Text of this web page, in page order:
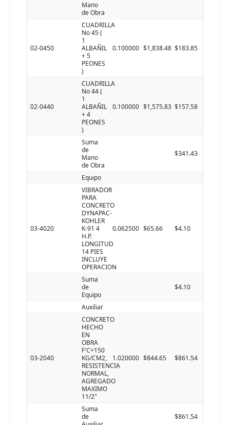
Mano
de Obra
02-0450
CUADRILLA
No 45 (
1
ALBAÑIL
+ 5
PEONES
)
0.100000 $1,838.48 $183.85
02-0440
CUADRILLA
No 44 (
1
ALBAÑIL
+ 4
PEONES
)
0.100000 $1,575.83 $157.58
Suma
de
Mano
de Obra
$341.43
Equipo
03-4020
VIBRADOR
PARA
CONCRETO
DYNAPAC-
KOHLER
K-91 4
H.P.
LONGITUD
14 PIES
INCLUYE
OPERACION
0.062500 $65.66 $4.10
Suma
de
Equipo
$4.10
Auxiliar
03-2040
CONCRETO
HECHO
EN
OBRA
F'C=150
KG/CM2,
RESISTENCIA
NORMAL,
AGREGADO
MAXIMO
11/2"
1.020000 $844.65 $861.54
Suma
de
$861.54